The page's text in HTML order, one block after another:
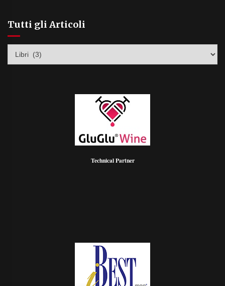
Tutti gli Articoli
Technical Partner